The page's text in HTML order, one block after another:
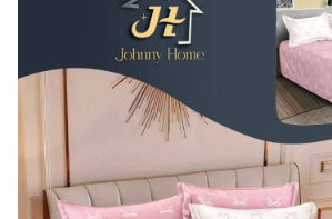
Lenjerii de pat Bumbac Poplin
Lenjerii de pat Catifea
Lenjerii de pat Damasc
Lenjerii de pat Finet + 2 Draperii
Lenjerii de pat Finet cu PLIURI
Lenjerii de pat finet Home